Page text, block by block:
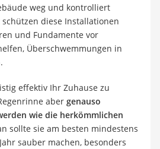
weg und kontrolliert
diese Installationen
und Fundamente vor
Überschwemmungen in
effektiv Ihr Zuhause zu
aber genauso
wie die herkömmlichen
sollte sie am besten mindestens
sauber machen, besonders